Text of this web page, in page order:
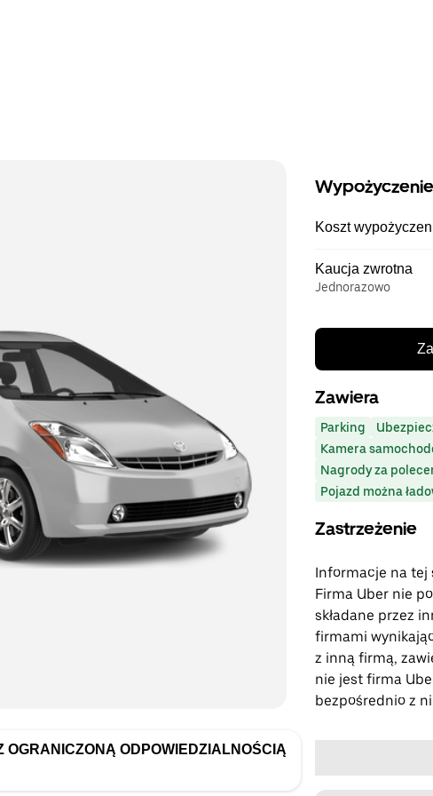
OGRANICZONĄ ODPOWIEDZIALNOŚCIĄ
Koszt
Kaucja zwrotna
Jednorazowo
Zawiera
Parking
Kamera
Nagrody za
Pojazd można
Zastrzeżenie
Informacje na tej
Firma Uber nie
składane przez
firmami
z inną firmą,
nie jest firma
bezpośrednio z